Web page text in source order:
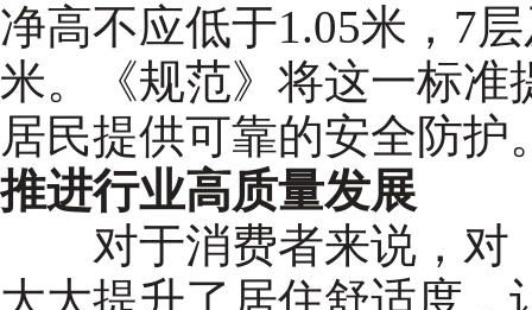
净高不应低于1.05米，7
米。《规范》将这一标准
居民提供可靠的安全防护
推进行业高质量发展
对于消费者来说，对